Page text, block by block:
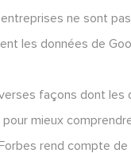
ne sont
les données de
façons dont les
mieux
rend compte de